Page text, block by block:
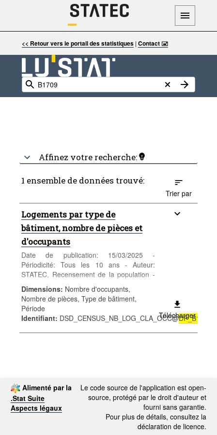
<< Retour vers le portail des statistiques| Contact 🖃
Affinez votre recherche:
1 ensemble de données trouvé:
Trier par
Logements par type de
bâtiment, nombre de pièces et
d'occupants
Date de publication: 15/03/2025 -
Périodicité: Tous les 10 ans - Auteur:
STATEC, Recensement de la population -
Catégorie: Population et emploi -
Population - Mots-clés: population, type de
bâtiment, piéces, occupants, recensement,
démographie
Dimensions: Nombre d'occupants,
Nombre de pièces, Type de bâtiment,
Période
Identifiant: DSD_CENSUS_NB_LOG_CLA_OCC@DF_B1709
Télécharger
Alimenté par la
.Stat Suite
Aspects légaux
Le code source de l'application est open-
source, protégé par le droit d'auteur et
fourni sans garantie.
Pour plus de détails, consultez la
déclaration de licence.